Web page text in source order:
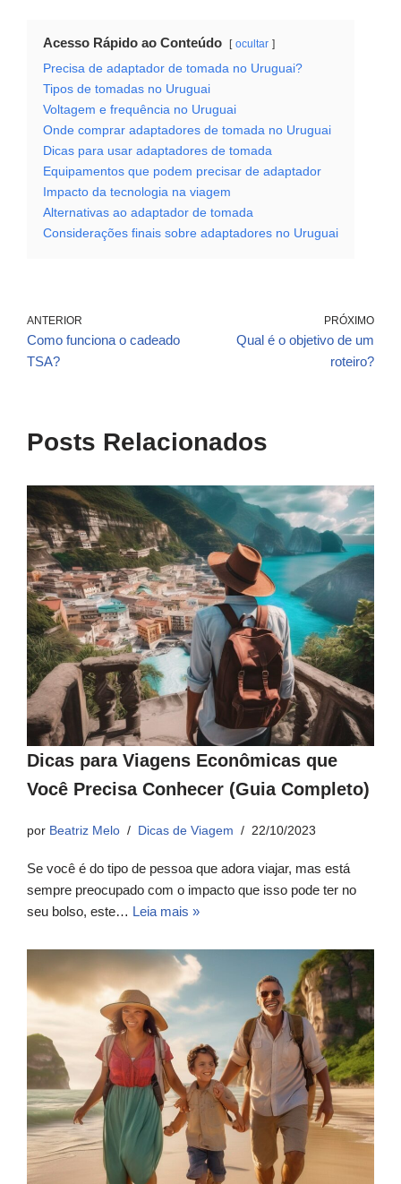
Acesso Rápido ao Conteúdo ocultar
Precisa de adaptador de tomada no Uruguai?
Tipos de tomadas no Uruguai
Voltagem e frequência no Uruguai
Onde comprar adaptadores de tomada no Uruguai
Dicas para usar adaptadores de tomada
Equipamentos que podem precisar de adaptador
Impacto da tecnologia na viagem
Alternativas ao adaptador de tomada
Considerações finais sobre adaptadores no Uruguai
ANTERIOR
Como funciona o cadeado
TSA?
PRÓXIMO
Qual é o objetivo de um
roteiro?
Posts Relacionados
Dicas para Viagens Econômicas que
Você Precisa Conhecer (Guia Completo)
por Beatriz Melo Dicas de Viagem 22/10/2023
Se você é do tipo de pessoa que adora viajar, mas está
sempre preocupado com o impacto que isso pode ter no
seu bolso, este… Leia mais »